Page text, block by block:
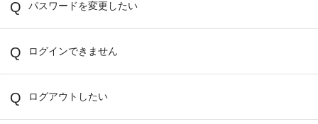
パスワードを変更したい
ログインできません
ログアウトしたい